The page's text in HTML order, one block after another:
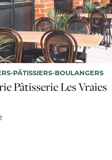
PÂTISSIERS-BOULANGERS
Pâtisserie Les Vraies